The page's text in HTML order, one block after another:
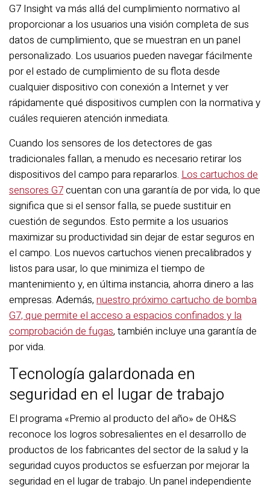
G7 Insight va más allá del cumplimiento normativo al
proporcionar a los usuarios una visión completa de sus
datos de cumplimiento, que se muestran en un panel
personalizado. Los usuarios pueden navegar fácilmente
por el estado de cumplimiento de su flota desde
cualquier dispositivo con conexión a Internet y ver
rápidamente qué dispositivos cumplen con la normativa y
cuáles requieren atención inmediata.
Cuando los sensores de los detectores de gas
tradicionales fallan, a menudo es necesario retirar los
dispositivos del campo para repararlos. Los cartuchos de
sensores G7cuentan con una garantía de por vida, lo que
significa que si el sensor falla, se puede sustituir en
cuestión de segundos. Esto permite a los usuarios
maximizar su productividad sin dejar de estar seguros en
el campo. Los nuevos cartuchos vienen precalibrados y
listos para usar, lo que minimiza el tiempo de
mantenimiento y, en última instancia, ahorra dinero a las
empresas. Además, nuestro próximo cartucho de bomba
G7, que permite el acceso a espacios confinados y la
comprobación de fugas, también incluye una garantía de
por vida.
Tecnología galardonada en
seguridad en el lugar de trabajo
El programa «Premio al producto del año» de OH&S
reconoce los logros sobresalientes en el desarrollo de
productos de los fabricantes del sector de la salud y la
seguridad cuyos productos se esfuerzan por mejorar la
seguridad en el lugar de trabajo. Un panel independiente